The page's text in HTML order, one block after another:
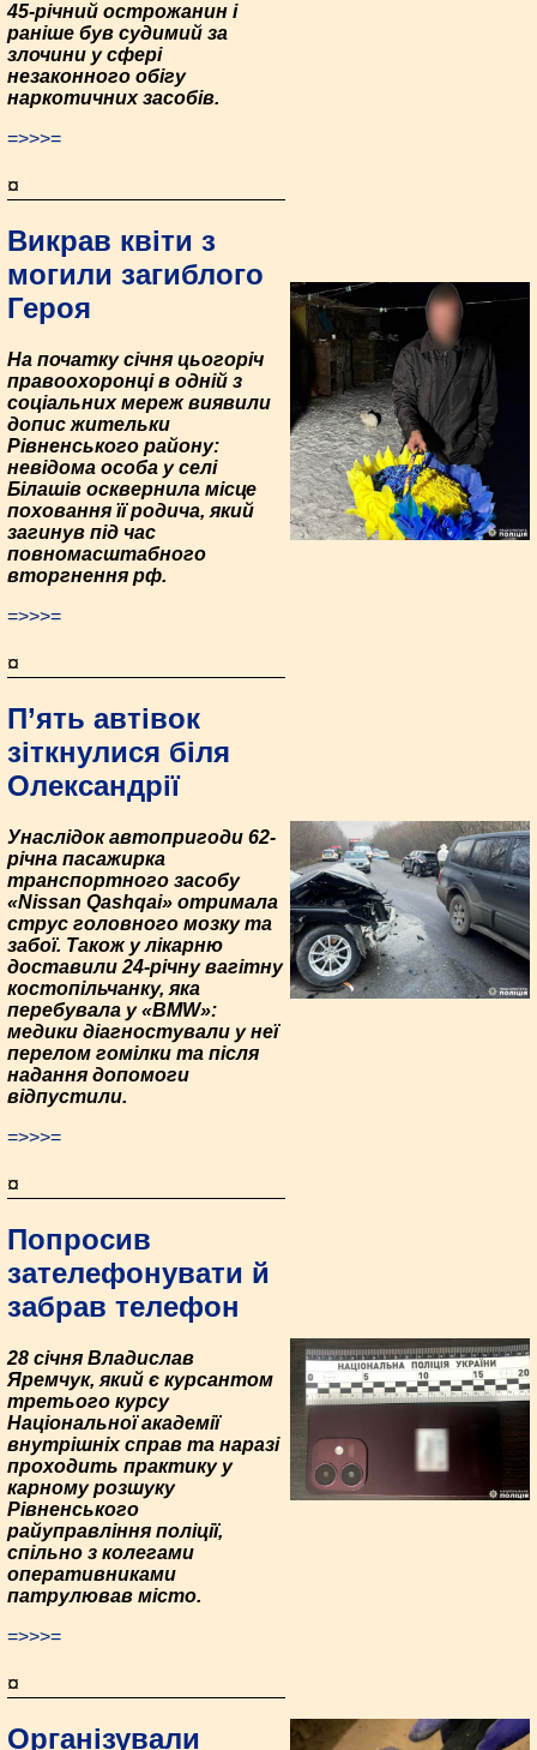
45-річний острожанин і
раніше був судимий за
злочини у сфері
незаконного обігу
наркотичних засобів.
=>>>=
¤
Викрав квіти з
могили загиблого
Героя
На початку січня цьогоріч
правоохоронці в одній з
соціальних мереж виявили
допис жительки
Рівненського району:
невідома особа у селі
Білашів осквернила місце
поховання її родича, який
загинув під час
повномасштабного
вторгнення рф.
=>>>=
¤
П’ять автівок
зіткнулися біля
Олександрії
Унаслідок автопригоди 62-
річна пасажирка
транспортного засобу
«Nissan Qashqai» отримала
струс головного мозку та
забої. Також у лікарню
доставили 24-річну вагітну
костопільчанку, яка
перебувала у «BMW»:
медики діагностували у неї
перелом гомілки та після
надання допомоги
відпустили.
=>>>=
¤
Попросив
зателефонувати й
забрав телефон
28 січня Владислав
Яремчук, який є курсантом
третього курсу
Національної академії
внутрішніх справ та наразі
проходить практику у
карному розшуку
Рівненського
райуправління поліції,
спільно з колегами
оперативниками
патрулював місто.
=>>>=
¤
Організували